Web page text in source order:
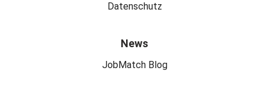
Datenschutz
News
JobMatch Blog